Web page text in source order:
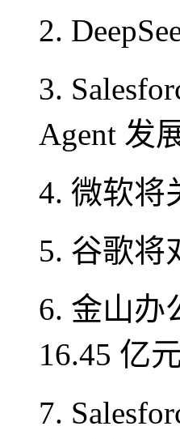
2.
3.
Agent 发
4. 微软将
5. 谷歌将
6. 金山办
16.45 亿
7.